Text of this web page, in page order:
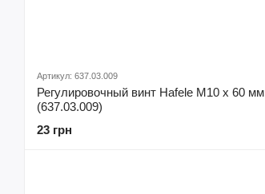
Артикул: 637.03.009
Регулировочный винт Hafele M10 x 60 мм
(637.03.009)
23 грн